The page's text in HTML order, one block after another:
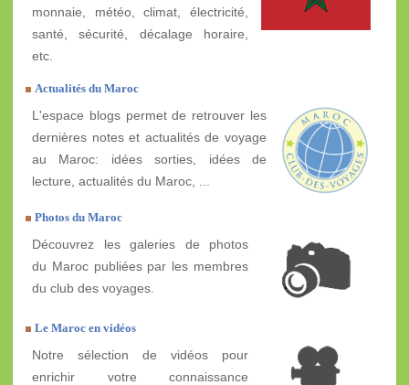
monnaie, météo, climat, électricité,
santé, sécurité, décalage horaire,
etc.
Actualités du Maroc
L'espace blogs permet de retrouver les
dernières notes et actualités de voyage
au Maroc: idées sorties, idées de
lecture, actualités du Maroc, ...
Photos du Maroc
Découvrez les galeries de photos
du Maroc publiées par les membres
du club des voyages.
Le Maroc en vidéos
Notre sélection de vidéos pour
enrichir votre connaissance